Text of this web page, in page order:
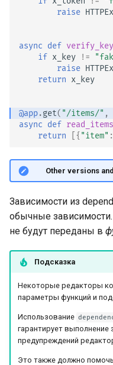
Веб-сокеты
События lifespan
Тестирование событий:
lifespan и startup -
Тестирование
зависимостей с
переопределениями
Асинхронное
Настройки и
окружения
Обратные вызовы в
OpenAPI
Вебхуки OpenAPI
Static Files - StaticFiles
Templating -
Test Client - TestClient
raise
async def verify_key
if x_key !=
raise
return x_key
@app.get( "/items/" ,
async def read_items
return
[{ "item" :
🤓 Other versions
Зависимости из
обычные
не будут переданы в
Подсказка
Некоторые редакторы
параметры функций и
Использование
гарантирует выполнение
предупреждений
Это также должно